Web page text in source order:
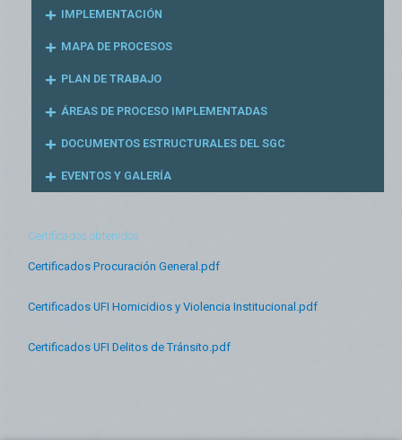
IMPLEMENTACIÓN
MAPA DE PROCESOS
PLAN DE TRABAJO
ÁREAS DE PROCESO IMPLEMENTADAS
DOCUMENTOS ESTRUCTURALES DEL SGC
EVENTOS Y GALERÍA
Certificados obtenidos
Certificados Procuración General.pdf
Certificados UFI Homicidios y Violencia Institucional.pdf
Certificados UFI Delitos deTránsito.pdf